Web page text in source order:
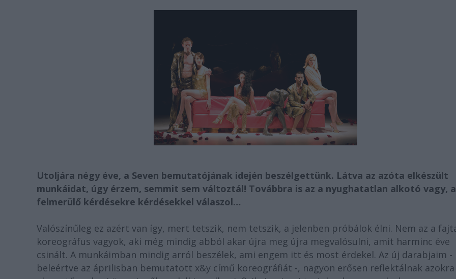
Utoljára négy éve, a Seven bemutatójának idején beszélgettünk. Látva az azóta elkészült
munkáidat, úgy érzem, semmit sem változtál! Továbbra is az a nyughatatlan alkotó vagy,
felmerülő kérdésekre kérdésekkel válaszol…
Valószínűleg ez azért van így, mert tetszik, nem tetszik, a jelenben próbálok élni. Nem az a
koreográfus vagyok, aki még mindig abból akar újra meg újra megvalósulni, amit harminc éve
csinált. A munkáimban mindig arról beszélek, ami engem itt és most érdekel. Az új darabjaim -
beleértve az áprilisban bemutatott x&y című koreográfiát -, nagyon erősen reflektálnak azokra